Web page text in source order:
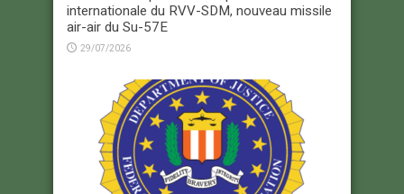
internationale du RVV-SDM, nouveau missile
air-air du Su-57E
29/07/2026